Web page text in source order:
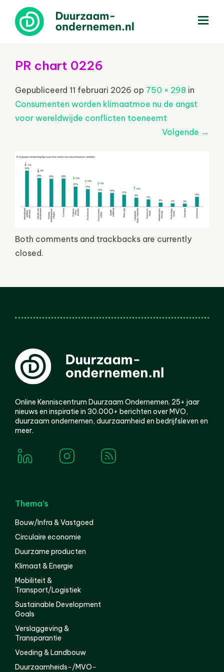
PR chart 0226
Gepubliceerd 11 februari 2026 op 750 × 298 in
Consumenten worden klimaatmoe nu de angst
voor wereldwijde conflicten toeneemt
Volgende →
Both comments and trackbacks are currently
closed.
Online Kenniscentrum Duurzaam Ondernemen. 25+ jaar
nieuws en inspiratie in 30.000+ berichten over MVO,
duurzaam ondernemen, duurzaamheid en bedrijfsleven en
meer.
Thema’s
Bouw/Infra & Vastgoed
Circulaire economie
Duurzame producten
Klimaat & Energie
Mobiliteit &
Transport/Logistiek
Sustainable Development
Goals
Verslaggeving &
Transparantie
Voeding & Landbouw
Duurzaamheids-/MVO-